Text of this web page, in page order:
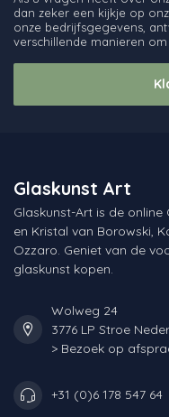
dan zeker een kijkje op
onze bedrijfsgegevens,
verschillende manieren
Glaskunst Art
Glaskunst-Art is de
en Kristal van Borowski,
Ozzaro. Geniet van de
glaskunst kopen.
Wolweg 24
3776 LP Stroe
> Bezoek op
+31 (0)6 178 547 64